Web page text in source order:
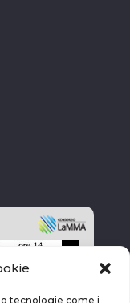
tecnologie come i